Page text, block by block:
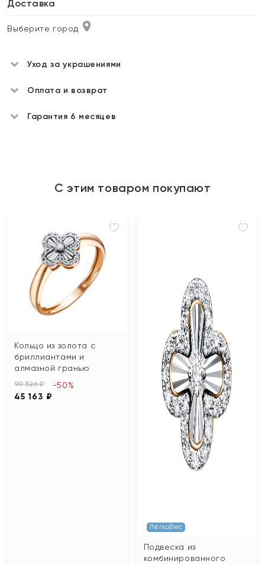
Доставка
Выберите город
Уход за украшениями
Оплата и возврат
Гарантия 6 месяцев
С этим товаром покупают
Кольцо из золота с
бриллиантами и
алмазной гранью
90 326 ₽
45 163 ₽
-50%
ЛегкоВес
Подвеска из
комбинированного